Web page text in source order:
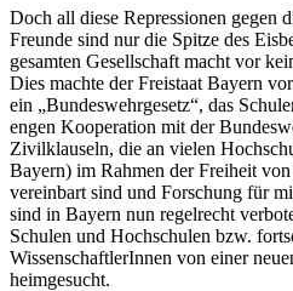
Doch all diese Repressionen gegen
Freunde sind nur die Spitze des
gesamten Gesellschaft macht vor
Dies machte der Freistaat Bayern
ein „Bundeswehrgesetz“, das
engen Kooperation mit der
Zivilklauseln, die an vielen
Bayern) im Rahmen der Freiheit
vereinbart sind und Forschung für
sind in Bayern nun regelrecht
Schulen und Hochschulen bzw.
WissenschaftlerInnen von einer
heimgesucht.